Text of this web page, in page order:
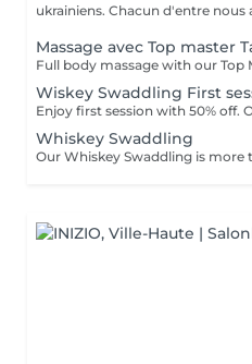
ukrainiens. Chacun d'entre nous
Massage avec Top master
Wiskey Swaddling First
Whiskey Swaddling